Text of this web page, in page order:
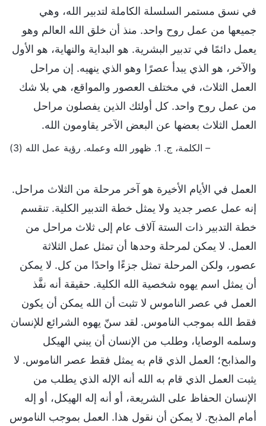
في نسق مستمر السلسلة الكاملة لتدبير الله، وهي
جميعها من عمل روح واحد. منذ أن خلق الله العالم وهو
يعمل دائمًا في تدبير البشرية. هو البداية والنهاية، هو الأول
والآخر، هو الذي يبدأ عصرًا وهو الذي ينهيه. إن مراحل
العمل الثلاث، في مختلف العصور والمواقع، هي بلا شك
من عمل روح واحد. كل أولئك الذين يفصلون مراحل
العمل الثلاث بعضها عن البعض الآخر يقاومون الله.
– الكلمة، ج. 1. ظهور الله وعمله. رؤية عمل الله (3)
العمل في الأيام الأخيرة هو آخر مرحلة من الثلاث مراحل.
إنه عمل عصر جديد ولا يمثل خطة التدبير الكلية. تنقسم
خطة التدبير ذات الستة آلاف عام إلى ثلاث مراحل من
العمل. لا يمكن لمرحلة وحدها أن تمثل عمل الثلاثة
عصور، ولكن المرحلة تمثل جزءًا واحدًا من كل. لا يمكن
أن يمثل اسم يهوه شخصية الله الكلية. حقيقة أنه نفَّذ
العمل في عصر الناموس لا تثبت أن الله يمكن أن يكون
فقط الله بموجب الناموس. لقد سنّ يهوه الشرائع للإنسان
وسلمه الوصايا، وطلب من الإنسان أن يبني الهيكل
والمذابح؛ العمل الذي قام به يمثل فقط عصر الناموس. لا
يثبت العمل الذي قام به الله أنه الإله الذي يطلب من
الإنسان الحفاظ على الشريعة، أو أنه إله الهيكل، أو إله
أمام المذبح. لا يمكن أن نقول هذا. العمل بموجب الناموس